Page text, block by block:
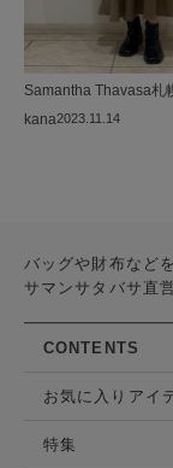
2023.11.14
Samantha Thavasa札
kana
バッグや財布など
サマンサタバサ直
CONTENTS
お気に入りアイ
特集